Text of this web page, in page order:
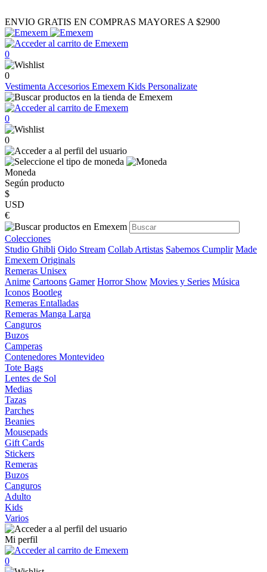
ENVIO GRATIS EN COMPRAS MAYORES A $2900
0
0
Vestimenta Accesorios Emexem Kids Personalizate
0
0
Moneda
Según producto
$
USD
€
Colecciones
Studio Ghibli Oido Stream Collab Artistas Sabemos Cumplir Made
Emexem Originals
Remeras Unisex
Anime Cartoons Gamer Horror Show Movies y Series Música
Iconos Bootleg
Remeras Entalladas
Remeras Manga Larga
Canguros
Buzos
Camperas
Contenedores Montevideo
Tote Bags
Lentes de Sol
Medias
Tazas
Parches
Beanies
Mousepads
Gift Cards
Stickers
Remeras
Buzos
Canguros
Adulto
Kids
Varios
Mi perfil
0